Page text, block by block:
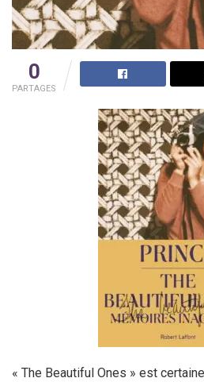
0
PARTAGES
« The Beautiful Ones » est